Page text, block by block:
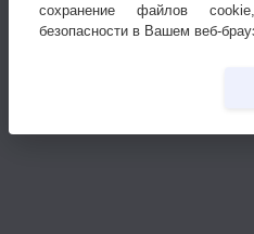
сохранение файлов
безопасности в Вашем веб-